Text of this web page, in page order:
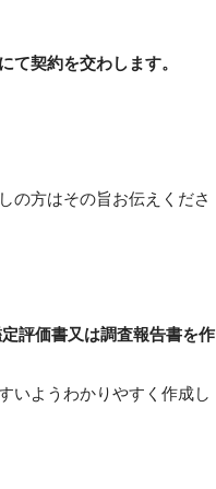
て契約を交わします。
の方はその旨お伝えくださ
評価書又は調査報告書を作
いようわかりやすく作成し